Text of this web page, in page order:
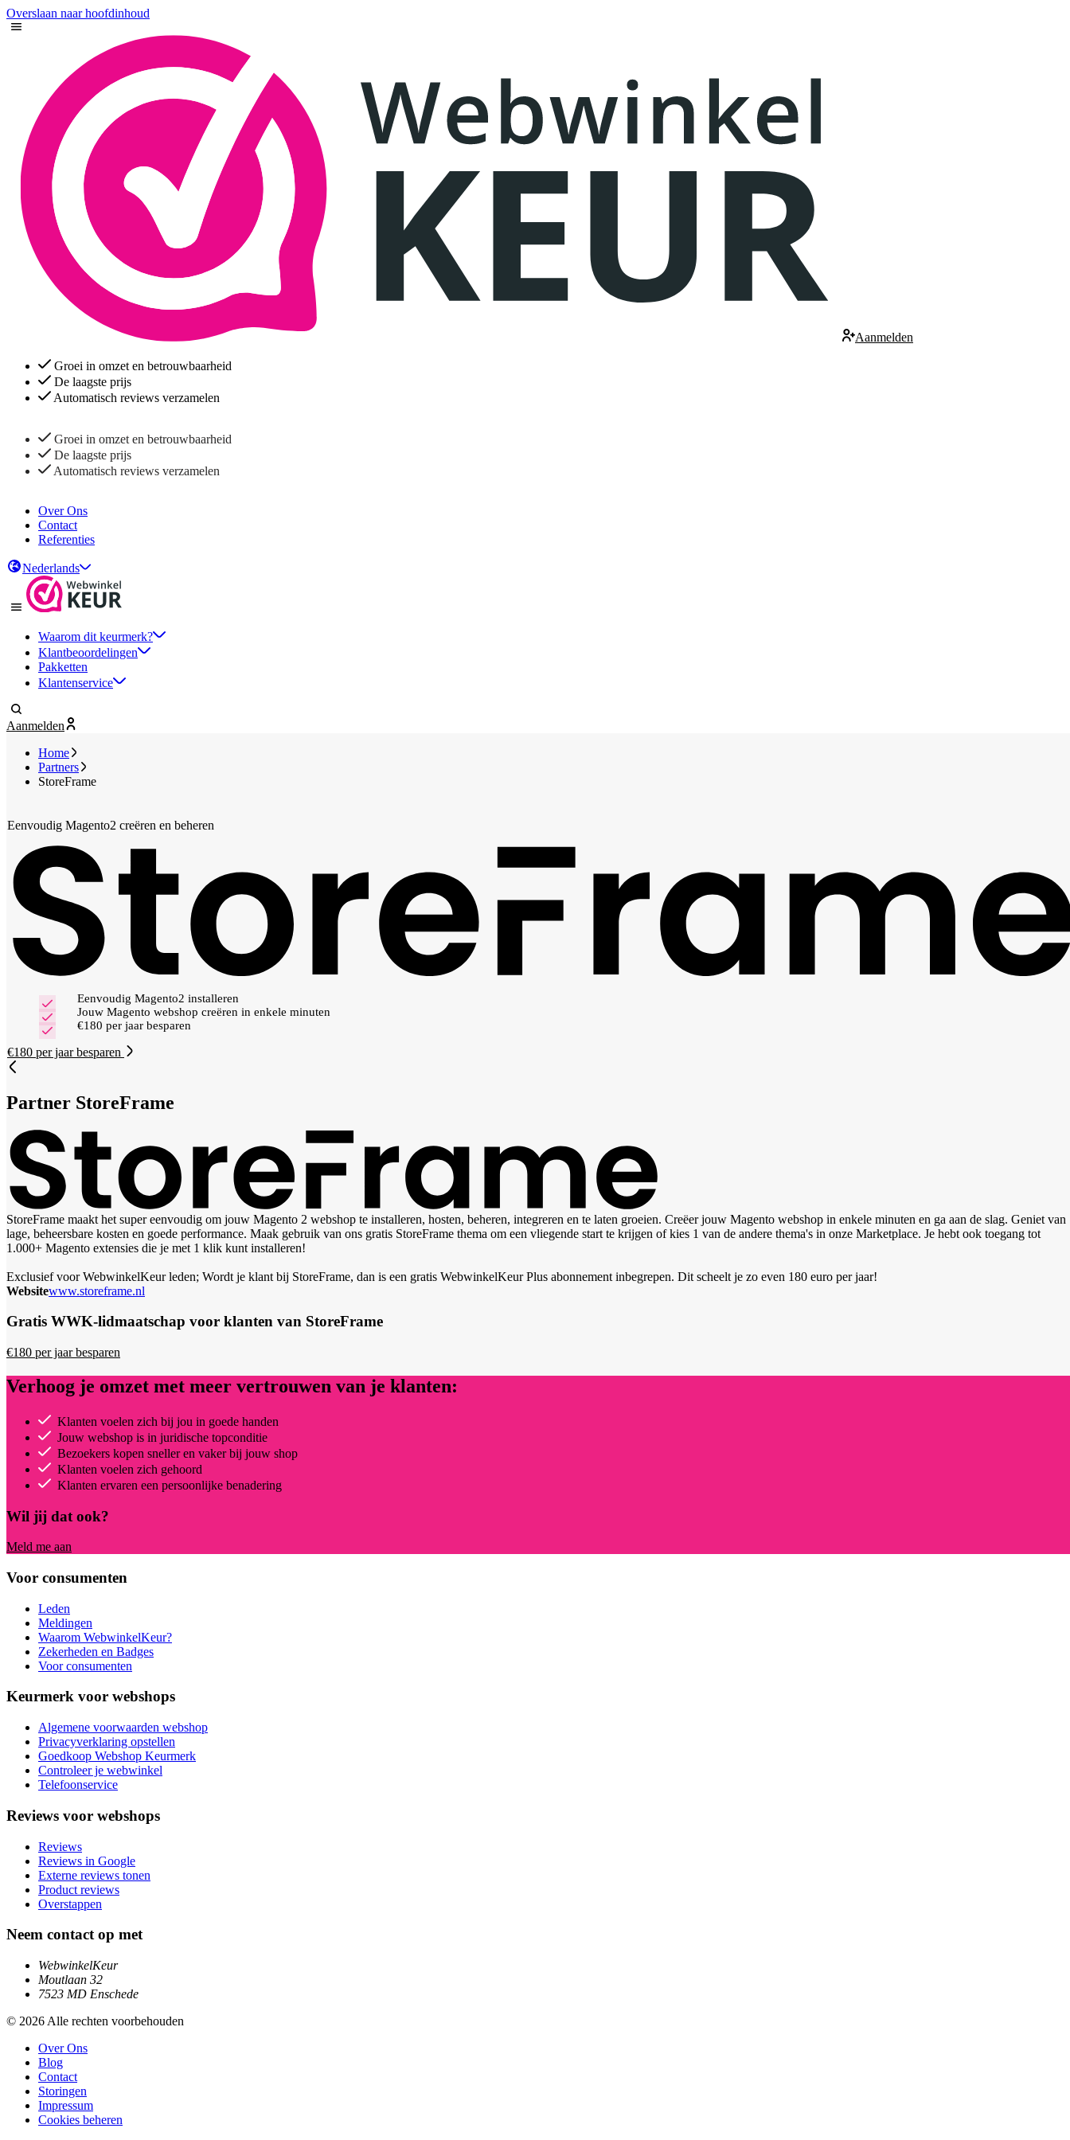
Overslaan naar hoofdinhoud
Aanmelden
Groei in omzet en betrouwbaarheid
De laagste prijs
Automatisch reviews verzamelen
Groei in omzet en betrouwbaarheid
De laagste prijs
Automatisch reviews verzamelen
Over Ons
Contact
Referenties
Nederlands
Waarom dit keurmerk?
Klantbeoordelingen
Pakketten
Klantenservice
Aanmelden
Home
Partners
StoreFrame
Eenvoudig Magento2 creëren en beheren
Eenvoudig Magento2 installeren
Jouw Magento webshop creëren in enkele minuten
€180 per jaar besparen
€180 per jaar besparen
Partner StoreFrame
StoreFrame maakt het super eenvoudig om jouw Magento 2 webshop te installeren, hosten, beheren, integreren en te laten groeien. Creëer jouw Magento webshop in enkele minuten en ga aan de slag. Geniet van
lage, beheersbare kosten en goede performance. Maak gebruik van ons gratis StoreFrame thema om een vliegende start te krijgen of kies 1 van de andere thema's in onze Marketplace. Je hebt ook toegang tot
1.000+ Magento extensies die je met 1 klik kunt installeren!
Exclusief voor WebwinkelKeur leden; Wordt je klant bij StoreFrame, dan is een gratis WebwinkelKeur Plus abonnement inbegrepen. Dit scheelt je zo even 180 euro per jaar!
Websitewww.storeframe.nl
Gratis WWK-lidmaatschap voor klanten van StoreFrame
€180 per jaar besparen
Verhoog je omzet met meer vertrouwen van je klanten:
Klanten voelen zich bij jou in goede handen
Jouw webshop is in juridische topconditie
Bezoekers kopen sneller en vaker bij jouw shop
Klanten voelen zich gehoord
Klanten ervaren een persoonlijke benadering
Wil jij dat ook?
Meld me aan
Voor consumenten
Leden
Meldingen
Waarom WebwinkelKeur?
Zekerheden en Badges
Voor consumenten
Keurmerk voor webshops
Algemene voorwaarden webshop
Privacyverklaring opstellen
Goedkoop Webshop Keurmerk
Controleer je webwinkel
Telefoonservice
Reviews voor webshops
Reviews
Reviews in Google
Externe reviews tonen
Product reviews
Overstappen
Neem contact op met
WebwinkelKeur
Moutlaan 32
7523 MD Enschede
© 2026 Alle rechten voorbehouden
Over Ons
Blog
Contact
Storingen
Impressum
Cookies beheren